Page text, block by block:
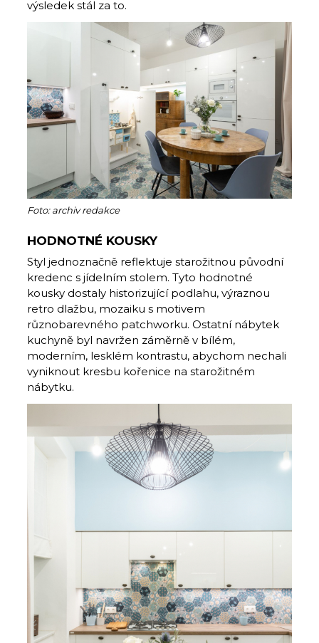
výsledek stál za to.
Foto: archiv redakce
HODNOTNÉ KOUSKY
Styl jednoznačně reflektuje starožitnou původní
kredenc s jídelním stolem. Tyto hodnotné
kousky dostaly historizující podlahu, výraznou
retro dlažbu, mozaiku s motivem
různobarevného patchworku. Ostatní nábytek
kuchyně byl navržen záměrně v bílém,
moderním, lesklém kontrastu, abychom nechali
vyniknout kresbu kořenice na starožitném
nábytku.